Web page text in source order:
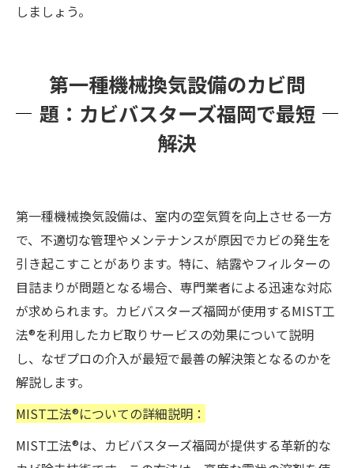
しましょう。
第一種機械換気設備のカビ問
題：カビバスターズ福岡で最短
解決
第一種機械換気設備は、室内の空気質を向上させる一方
で、不適切な管理やメンテナンスが原因でカビの発生を
引き起こすことがあります。特に、結露やフィルターの
目詰まりが問題となる場合、専門業者による迅速な対応
が求められます。カビバスターズ福岡が使用するMIST工
法®を利用したカビ取りサービスの効果について説明
し、なぜプロの介入が最短で最善の解決策となるのかを
解説します。
MIST工法®についての詳細説明：
MIST工法®は、カビバスターズ福岡が提供する革新的な